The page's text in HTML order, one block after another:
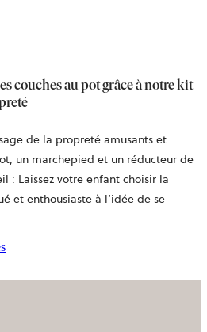
couches au pot grâce à notre kit
de la propreté amusants et
un marchepied et un réducteur de
: Laissez votre enfant choisir la
et enthousiaste à l’idée de se